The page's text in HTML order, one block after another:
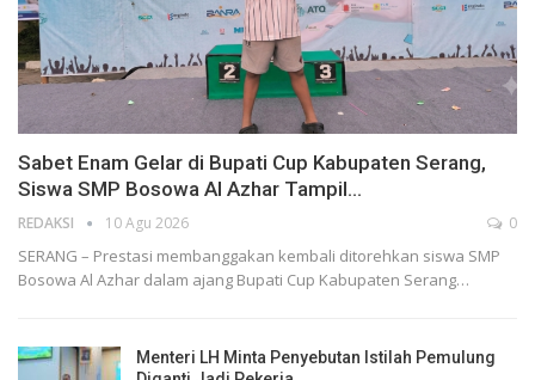
Sabet Enam Gelar di Bupati Cup Kabupaten Serang,
Siswa SMP Bosowa Al Azhar Tampil…
REDAKSI 10 Agu 2026 0
SERANG – Prestasi membanggakan kembali ditorehkan siswa SMP
Bosowa Al Azhar dalam ajang Bupati Cup Kabupaten Serang…
Menteri LH Minta Penyebutan Istilah Pemulung